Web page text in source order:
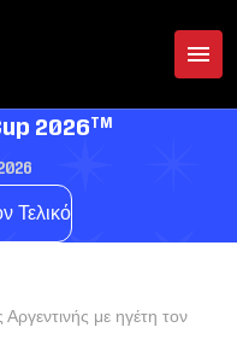
2026TM
Τελικό
με ηγέτη τον